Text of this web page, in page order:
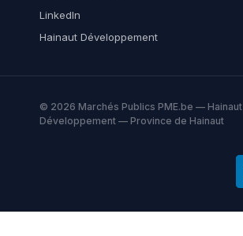
LinkedIn
Hainaut Développement
© 2026 Marchés Publics PME.be — Hainaut
Développement — Province de Hainaut